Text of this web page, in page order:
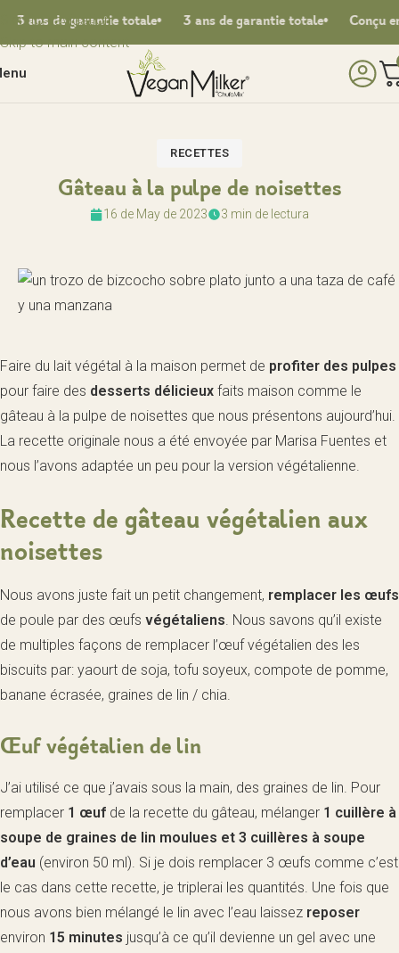
Skip to navigation
Skip to main content
ans de garantie totale 3 ans de garantie totale Conçu en
RECETTES
Gâteau à la pulpe de noisettes
16 de May de 2023 3 min de lectura
Faire du lait végétal à la maison permet de profiter des pulpes
pour faire des desserts délicieux faits maison comme le
gâteau à la pulpe de noisettes que nous présentons aujourd’hui.
La recette originale nous a été envoyée par Marisa Fuentes et
nous l’avons adaptée un peu pour la version végétalienne.
Recette de gâteau végétalien aux
noisettes
Nous avons juste fait un petit changement, remplacer les œufs
de poule par des œufs végétaliens. Nous savons qu’il existe
de multiples façons de remplacer l’œuf végétalien des les
biscuits par: yaourt de soja, tofu soyeux, compote de pomme,
banane écrasée, graines de lin / chia.
Œuf végétalien de lin
J’ai utilisé ce que j’avais sous la main, des graines de lin. Pour
remplacer 1 œuf de la recette du gâteau, mélanger 1 cuillère à
soupe de graines de lin moulues et 3 cuillères à soupe
d’eau (environ 50 ml). Si je dois remplacer 3 œufs comme c’est
le cas dans cette recette, je triplerai les quantités. Une fois que
nous avons bien mélangé le lin avec l’eau laissez reposer
environ 15 minutes jusqu’à ce qu’il devienne un gel avec une